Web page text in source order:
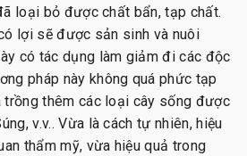
loại bỏ được chất bẩn, tạp chất.
lợi sẽ được sản sinh và nuôi
có tác dụng làm giảm đi các độc
pháp này không quá phức tạp
trồng thêm các loại cây sống được
v.v.. Vừa là cách tự nhiên, hiệu
thẩm mỹ, vừa hiệu quả trong